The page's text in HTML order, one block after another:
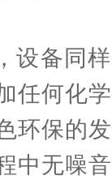
备同样
任何化
环保的
中无噪